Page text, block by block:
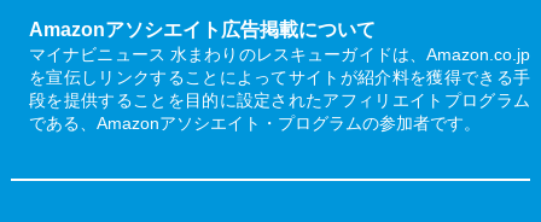
Amazonアソシエイト広告掲載について
マイナビニュース 水まわりのレスキューガイドは、Amazon.co.jp
を宣伝しリンクすることによってサイトが紹介料を獲得できる手
段を提供することを目的に設定されたアフィリエイトプログラム
である、Amazonアソシエイト・プログラムの参加者です。